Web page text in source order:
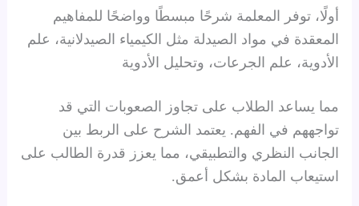
أولًا، توفر المعلمة شرحًا مبسطًا وواضحًا للمفاهيم
المعقدة في مواد الصيدلة مثل الكيمياء الصيدلانية، علم
الأدوية، علم الجرعات، وتحليل الأدوية
مما يساعد الطلاب على تجاوز الصعوبات التي قد
تواجههم في الفهم. يعتمد الشرح على الربط بين
الجانب النظري والتطبيقي، مما يعزز قدرة الطالب على
استيعاب المادة بشكل أعمق.